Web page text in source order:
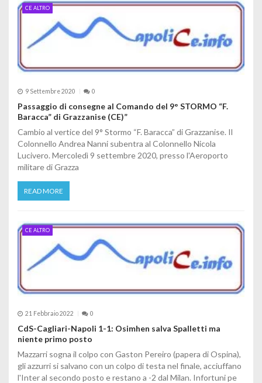
CE ALTRO
9 Settembre 2020 0
Passaggio di consegne al Comando del 9° STORMO “F.
Baracca” di Grazzanise (CE)”
Cambio al vertice del 9° Stormo “F. Baracca” di Grazzanise. Il
Colonnello Andrea Nanni subentra al Colonnello Nicola
Lucivero. Mercoledì 9 settembre 2020, presso l'Aeroporto
militare di Grazza
READ MORE
CE ALTRO
21 Febbraio 2022 0
CdS-Cagliari-Napoli 1-1: Osimhen salva Spalletti ma
niente primo posto
Mazzarri sogna il colpo con Gaston Pereiro (papera di Ospina),
gli azzurri si salvano con un colpo di testa nel finale, acciuffano
l'Inter al secondo posto e restano a -2 dal Milan. Infortuni pe